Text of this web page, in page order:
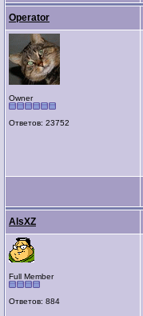
Operator
Owner
Ответов: 23752
AlsXZ
Full Member
Ответов: 884